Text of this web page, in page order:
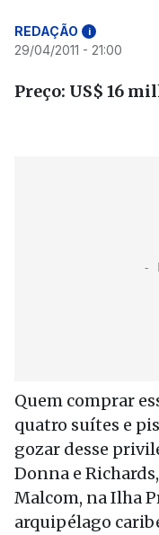
REDAÇÃO i
29/04/2011 - 21:00
Preço: US$ 16
Quem comprar
quatro suítes e
gozar desse
Donna e
Malcom, na Ilha
arquipélago